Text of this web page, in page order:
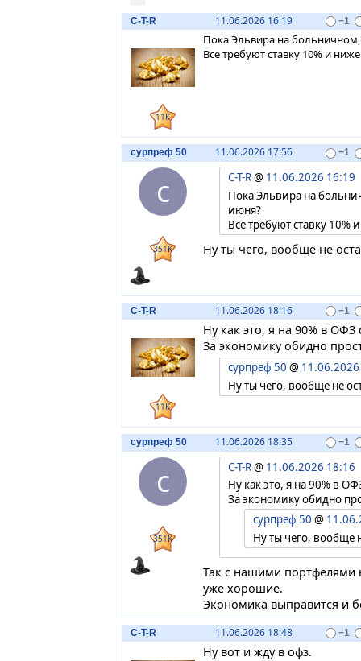
C-T-R 11.06.2026 16:19 −1
11K
Пока Эльвира на больничном,
Все требуют ставку 10% и
сурпреф 50 11.06.2026 17:56 −1
с
351K
C-T-R@ 11.06.2026 16:19
Пока Эльвира на
июня?
Все требуют ставку 10%
Ну ты чего, вообще не
C-T-R 11.06.2026 18:16 −1
11K
Ну как это, я на 90% в ОФЗ
За экономику обидно
сурпреф 50 @
Ну ты чего, вообще не
сурпреф 50 11.06.2026 18:35 −1
с
351K
C-T-R@ 11.06.2026 18:16
Ну как это, я на 90% в
За экономику обидно
сурпреф 50 @
Ну ты чего, вообще
Так с нашими портфелями
уже хорошие.
Экономика выправится и
C-T-R 11.06.2026 18:48 −1
Ну вот и жду в офз.